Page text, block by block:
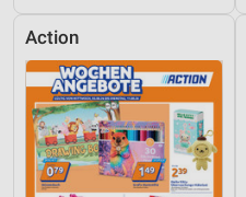
Action